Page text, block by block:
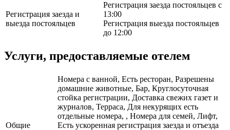
Регистрация заезда и
выезда постояльцев
Регистрация заезда постояльцев с
13:00
Регистрация выезда постояльцев
до 12:00
Услуги, предоставляемые отелем
Общие
Номера с ванной, Есть ресторан, Разрешены
домашние животные, Бар, Круглосуточная
стойка регистрации, Доставка свежих газет и
журналов, Терраса, Для некурящих есть
отдельные номера, , Номера для семей, Лифт,
Есть ускоренная регистрация заезда и отъезда